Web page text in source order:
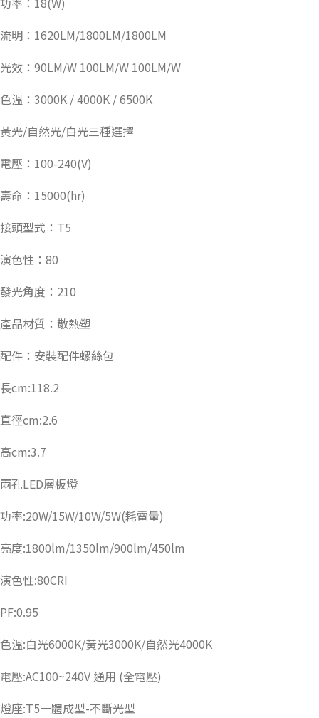
流明：1620LM/1800LM/1800LM
光效：90LM/W 100LM/W 100LM/W
色溫：3000K / 4000K / 6500K
黃光/自然光/白光三種選擇
電壓：100-240(V)
壽命：15000(hr)
接頭型式：T5
演色性：80
發光角度：210
產品材質：散熱塑
配件：安裝配件螺絲包
長cm:118.2
直徑cm:2.6
高cm:3.7
兩孔LED層板燈
功率:20W/15W/10W/5W(耗電量)
亮度:1800lm/1350lm/900lm/450lm
演色性:80CRI
PF:0.95
色溫:白光6000K/黃光3000K/自然光4000K
電壓:AC100~240V 通用 (全電壓)
燈座:T5一體成型-不斷光型